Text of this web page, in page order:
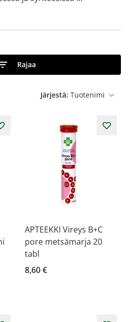
Rajaa
Järjestä:
APTEEKKI Vireys B+C
pore metsämarja 20
tabl
8,60 €